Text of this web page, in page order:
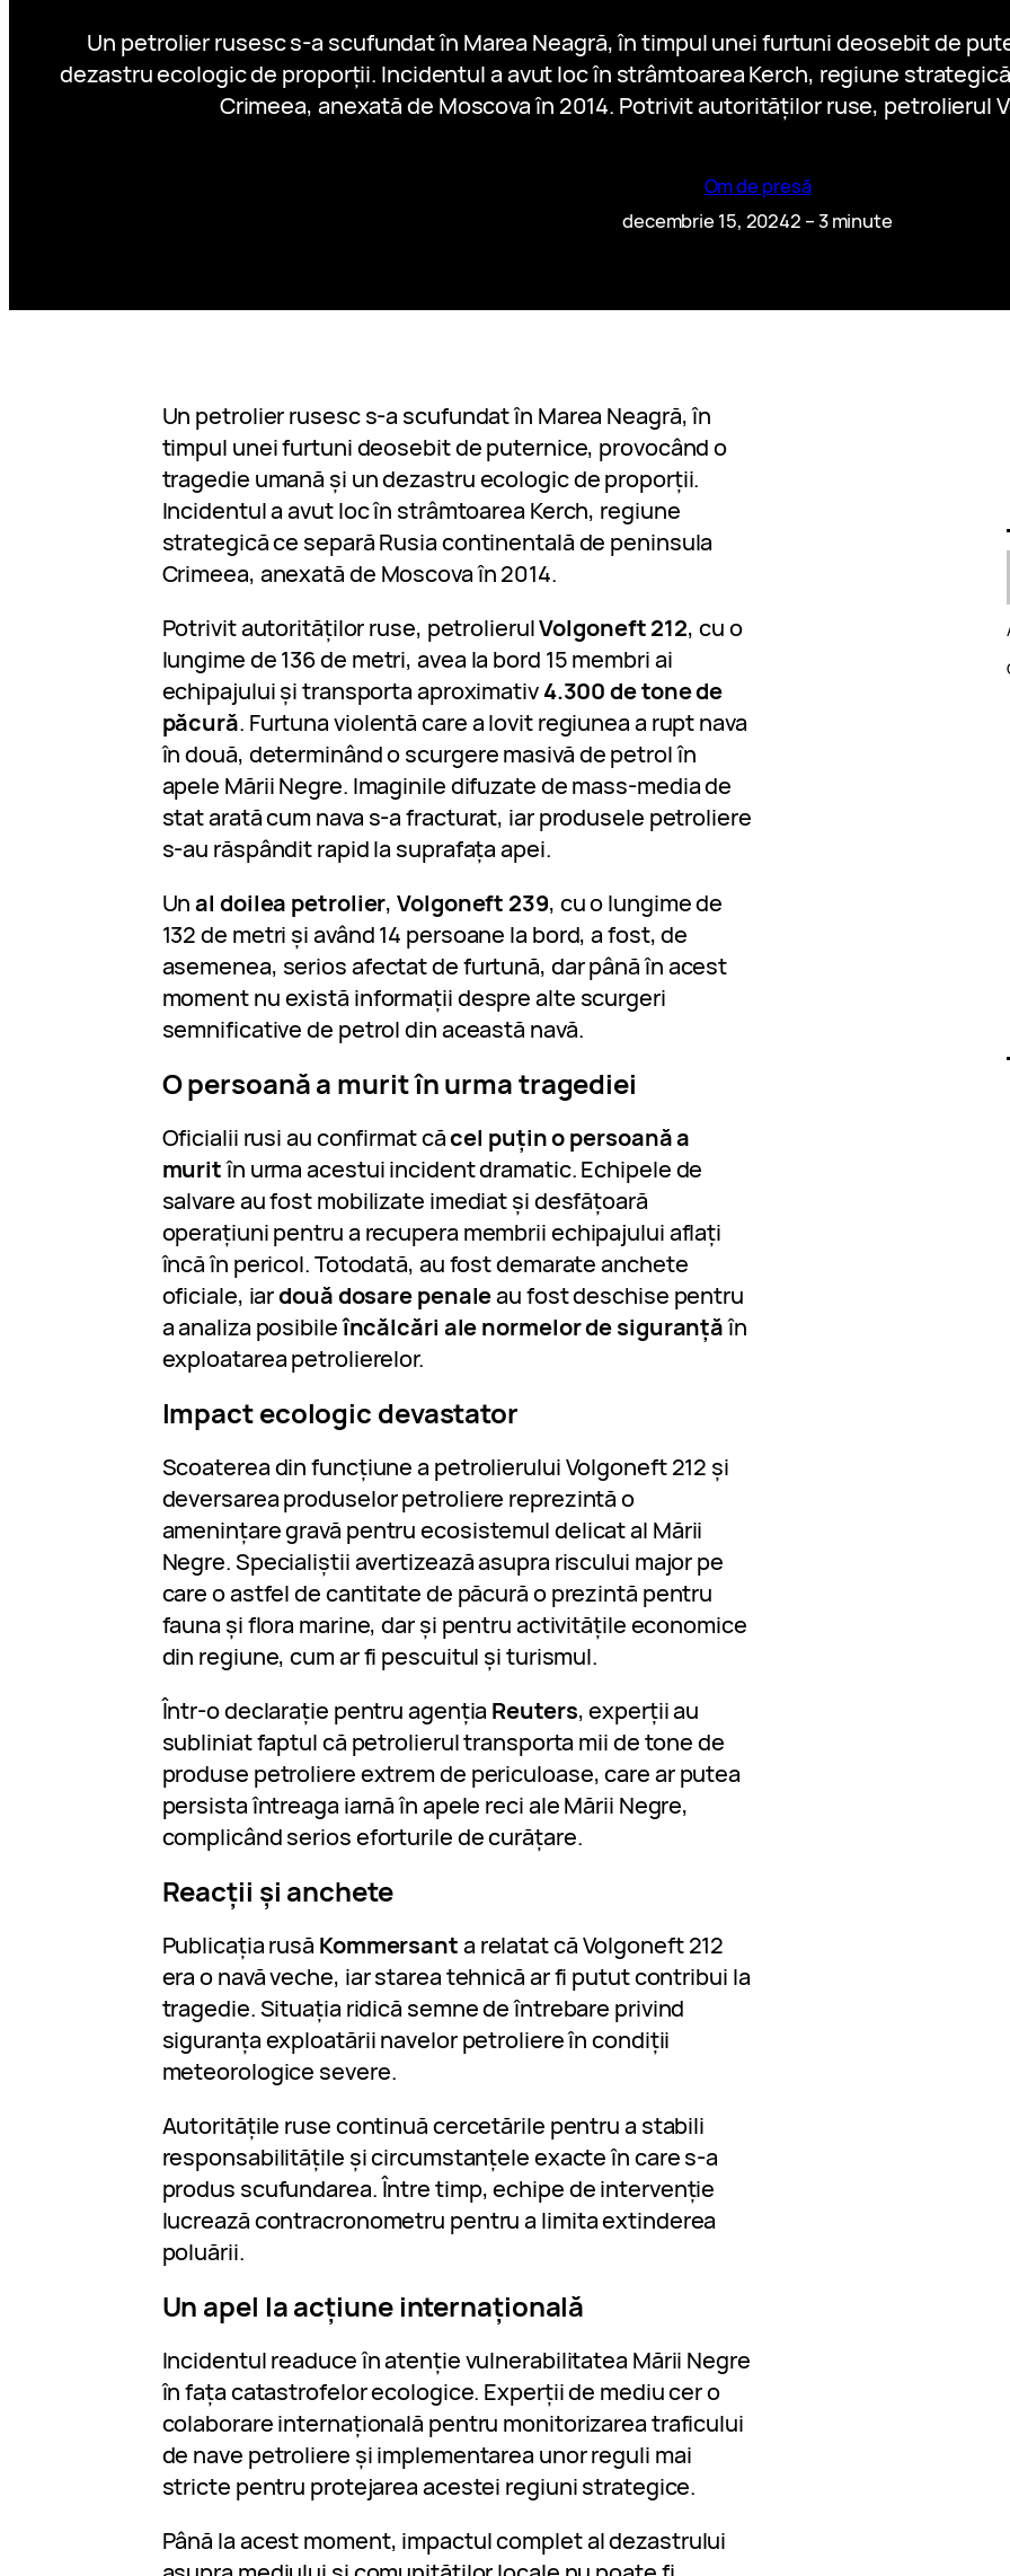
Un petrolier rusesc s-a scufundat în Marea Neagră, în timpul unei furtuni deosebit de
dezastru ecologic de proporții. Incidentul a avut loc în strâmtoarea Kerch, regiune
Crimeea, anexată de Moscova în 2014. Potrivit autorităților ruse, petrolierul
Om de presă
decembrie 15, 20242 – 3 minute
Un petrolier rusesc s-a scufundat în Marea Neagră, în
timpul unei furtuni deosebit de puternice, provocând o
tragedie umană și un dezastru ecologic de proporții.
Incidentul a avut loc în strâmtoarea Kerch, regiune
strategică ce separă Rusia continentală de peninsula
Crimeea, anexată de Moscova în 2014.
Potrivit autorităților ruse, petrolierulVolgoneft 212, cu o
lungime de 136 de metri, avea la bord 15 membri ai
echipajului și transporta aproximativ4.300 de tone de
păcură. Furtuna violentă care a lovit regiunea a rupt nava
în două, determinând o scurgere masivă de petrol în
apele Mării Negre. Imaginile difuzate de mass-media de
stat arată cum nava s-a fracturat, iar produsele petroliere
s-au răspândit rapid la suprafața apei.
Unal doilea petrolier,Volgoneft 239, cu o lungime de
132 de metri și având 14 persoane la bord, a fost, de
asemenea, serios afectat de furtună, dar până în acest
moment nu există informații despre alte scurgeri
semnificative de petrol din această navă.
O persoană a murit în urma tragediei
Oficialii rusi au confirmat căcel puțin o persoană a
muritîn urma acestui incident dramatic. Echipele de
salvare au fost mobilizate imediat și desfățoară
operațiuni pentru a recupera membrii echipajului aflați
încă în pericol. Totodată, au fost demarate anchete
oficiale, iardouă dosare penaleau fost deschise pentru
a analiza posibileîncălcări ale normelor de siguranțăîn
exploatarea petrolierelor.
Impact ecologic devastator
Scoaterea din funcțiune a petrolierului Volgoneft 212 și
deversarea produselor petroliere reprezintă o
amenințare gravă pentru ecosistemul delicat al Mării
Negre. Specialiștii avertizează asupra riscului major pe
care o astfel de cantitate de păcură o prezintă pentru
fauna și flora marine, dar și pentru activitățile economice
din regiune, cum ar fi pescuitul și turismul.
Într-o declarație pentru agenția Reuters, experții au
subliniat faptul că petrolierul transporta mii de tone de
produse petroliere extrem de periculoase, care ar putea
persista întreaga iarnă în apele reci ale Mării Negre,
complicând serios eforturile de curățare.
Reacții și anchete
Publicația rusă Kommersanta relatat că Volgoneft 212
era o navă veche, iar starea tehnică ar fi putut contribui la
tragedie. Situația ridică semne de întrebare privind
siguranța exploatării navelor petroliere în condiții
meteorologice severe.
Autoritățile ruse continuă cercetările pentru a stabili
responsabilitățile și circumstanțele exacte în care s-a
produs scufundarea. Între timp, echipe de intervenție
lucrează contracronometru pentru a limita extinderea
poluării.
Un apel la acțiune internațională
Incidentul readuce în atenție vulnerabilitatea Mării Negre
în fața catastrofelor ecologice. Experții de mediu cer o
colaborare internațională pentru monitorizarea traficului
de nave petroliere și implementarea unor reguli mai
stricte pentru protejarea acestei regiuni strategice.
Până la acest moment, impactul complet al dezastrului